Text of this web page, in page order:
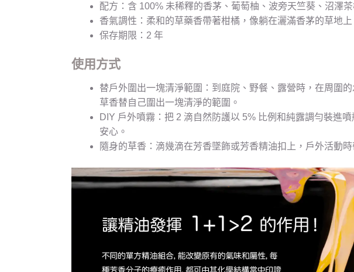
配方：含 100% 未稀釋的香茅、葡萄柚、波旁天竺葵、沼澤
香氣調性：柔和的草藥香帶著柑橘，像躺在灑滿香茅的草地上
保存期限：2 年
使用方式
替戶外圍出一塊清淨範圍：到庭院、野餐、露營時，在周圍
草香替自己圍出一塊清淨的範圍。
DIY 戶外噴霧：把 2 滴自然防護以 5% 比例和純露調勻裝進
安心。
隨身的草香：滴幾滴在芳香墜飾或芳香精油扣上，戶外活動